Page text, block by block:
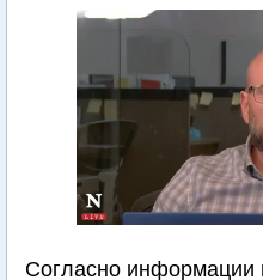
Согласно информации